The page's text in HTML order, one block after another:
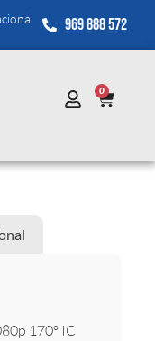
969 888 572
0
170º IC